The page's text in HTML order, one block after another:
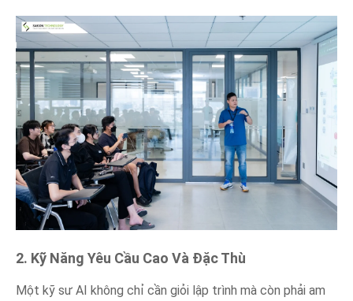
2. Kỹ Năng Yêu Cầu Cao Và Đặc Thù
Một kỹ sư AI không chỉ cần giỏi lập trình mà còn phải am